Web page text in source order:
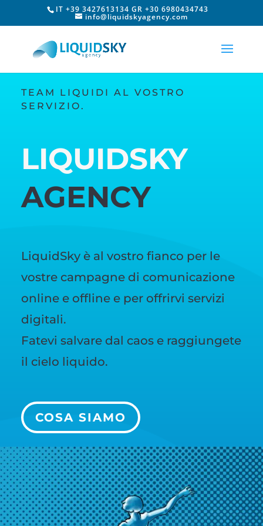
IT +39 3427613134 GR +30 6980434743
info@liquidskyagency.com
TEAM LIQUIDI AL VOSTRO
SERVIZIO.
LIQUIDSKY
AGENCY
LiquidSky è al vostro fianco per le
vostre campagne di comunicazione
online e offline e per offrirvi servizi
digitali.
Fatevi salvare dal caos e raggiungete
il cielo liquido.
COSA SIAMO